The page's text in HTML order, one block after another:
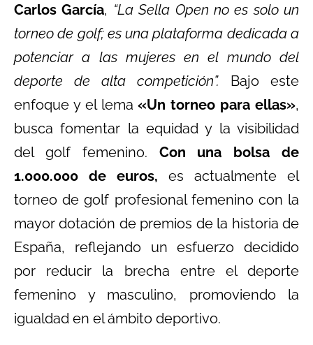
Carlos García, “La Sella Open no es solo un
torneo de golf; es una plataforma dedicada a
potenciar a las mujeres en el mundo del
deporte de alta competición”. Bajo este
enfoque y el lema«Un torneo para ellas»,
busca fomentar la equidad y la visibilidad
del golf femenino. Con una bolsa de
1.000.000 de euros, es actualmente el
torneo de golf profesional femenino con la
mayor dotación de premios de la historia de
España, reflejando un esfuerzo decidido
por reducir la brecha entre el deporte
femenino y masculino, promoviendo la
igualdad en el ámbito deportivo.